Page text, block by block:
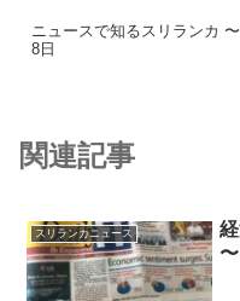
ニュースで知るスリランカ
8日
関連記事
スリランカニュース